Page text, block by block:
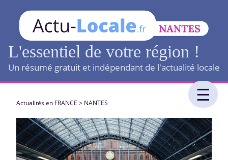
L'essentiel de votre région !
Un résumé gratuit et indépendant de l'actualité locale
Actualités en FRANCE > NANTES